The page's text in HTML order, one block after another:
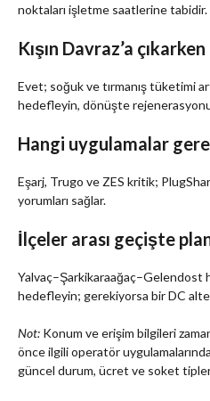
noktaları işletme saatlerine tabidir.
Kışın Davraz’a
Evet; soğuk ve tırmanış tüketimi
hedefleyin, dönüşte
Hangi uygulamalar
Eşarj, Trugo ve ZES kritik;
yorumları sağlar.
İlçeler arası geçişte
Yalvaç–Şarkikaraağaç–Gelendost
hedefleyin; gerekiyorsa bir DC
Not: Konum ve erişim bilgileri
önce ilgili operatör
güncel durum, ücret ve soket